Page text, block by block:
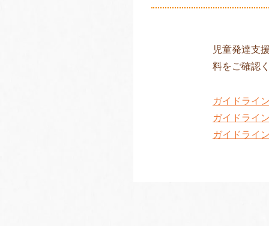
児童発達支
料をご確認
ガイドライ
ガイドライ
ガイドライ